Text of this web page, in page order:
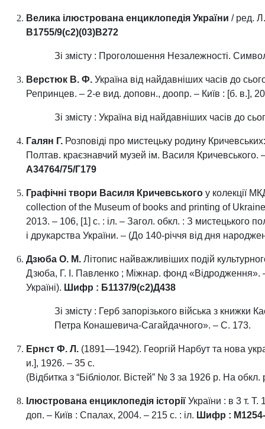
Велика ілюстрована енциклопедія України / ред.
В1755/9(с2)(03)В272
Зі змісту : Проголошення Незалежності.
Верстюк В. Ф. Україна від найдавніших часів до
Репринцев. – 2‑е вид. доповн., доопр. – Київ : [б. в.],
Зі змісту : Україна від найдавніших часів до
Галян Г. Розповіді про мистецьку родину
Полтав. краєзнавчий музей ім. Василя
А34764/75/Г179
Графічні твори Василя Кричевського у колекції
collection of the Museum of books and printing of
2013. – 106, [1] с. : іл. – Загол. обкл. : З мистецького
і друкарства України. – (До 140-річчя від дня
Дзюба О. М. Літопис найважливіших подій
Дзюба, Г. І. Павленко ; Міжнар. фонд «Відродження».
Україні). Шифр : Б1137/9(с2)Д438
Зі змісту : Герб запорізького війська з
Петра Конашевича-Сагайдачного». – С. 173.
Ернст Ф. Л. (1891—1942). Георгій Нарбут та нова
и.], 1926. – 35 с.
(Відбитка з “Бібліолог. Вістей” № 3 за 1926 р. На
Ілюстрована енциклопедія історії України : в 3 т.
доп. – Київ : Спалах, 2004. – 215 с. : іл. Шифр : М1254-